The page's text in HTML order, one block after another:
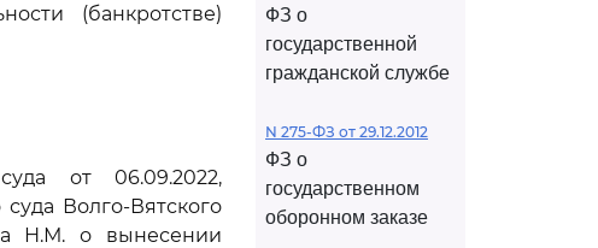
(банкротстве)
от 06.09.2022,
Волго-Вятского
Н.М. о вынесении
ФЗ о
государственной
гражданской службе
N 275-ФЗ от 29.12.2012
ФЗ о
государственном
оборонном заказе